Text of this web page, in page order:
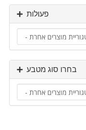
פעולות
בחרו סוג מטבע